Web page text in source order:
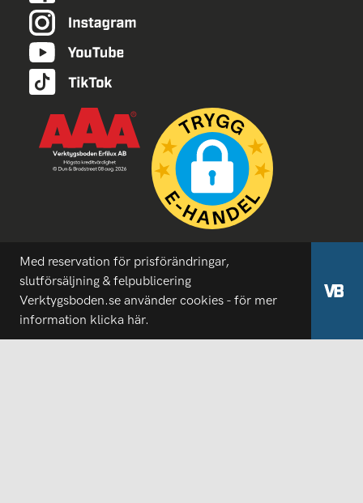
Med reservation för prisförändringar,
slutförsäljning & felpublicering
Verktygsboden.se använder cookies - för mer
information klicka här.